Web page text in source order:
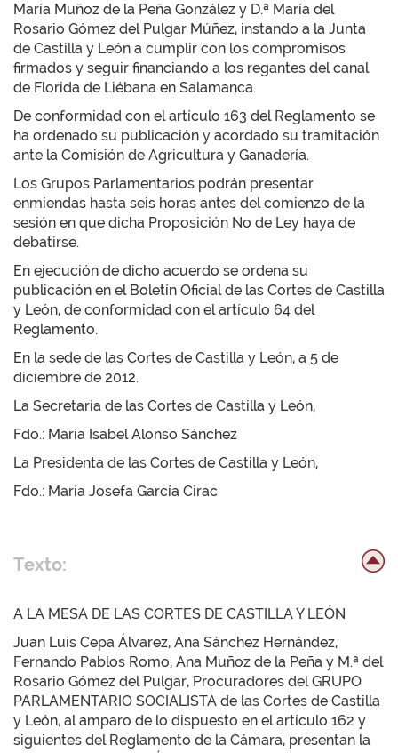
María Muñoz de la Peña González y D.ª María del
Rosario Gómez del Pulgar Múñez, instando a la Junta
de Castilla y León a cumplir con los compromisos
firmados y seguir financiando a los regantes del canal
de Florida de Liébana en Salamanca.
De conformidad con el artículo 163 del Reglamento se
ha ordenado su publicación y acordado su tramitación
ante la Comisión de Agricultura y Ganadería.
Los Grupos Parlamentarios podrán presentar
enmiendas hasta seis horas antes del comienzo de la
sesión en que dicha Proposición No de Ley haya de
debatirse.
En ejecución de dicho acuerdo se ordena su
publicación en el Boletín Oficial de las Cortes de Castilla
y León, de conformidad con el artículo 64 del
Reglamento.
En la sede de las Cortes de Castilla y León, a 5 de
diciembre de 2012.
La Secretaria de las Cortes de Castilla y León,
Fdo.: María Isabel Alonso Sánchez
La Presidenta de las Cortes de Castilla y León,
Fdo.: María Josefa García Cirac
Texto:
A LA MESA DE LAS CORTES DE CASTILLA Y LEÓN
Juan Luis Cepa Álvarez, Ana Sánchez Hernández,
Fernando Pablos Romo, Ana Muñoz de la Peña y M.ª del
Rosario Gómez del Pulgar, Procuradores del GRUPO
PARLAMENTARIO SOCIALISTA de las Cortes de Castilla
y León, al amparo de lo dispuesto en el artículo 162 y
siguientes del Reglamento de la Cámara, presentan la